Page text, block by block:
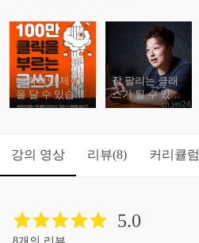
매력적인 제목
을 달 수 있습니
다.
잘 팔리는 클래
스가 될 수 있습
니다.
강의 영상 리뷰(8) 커리큘럼
5.0